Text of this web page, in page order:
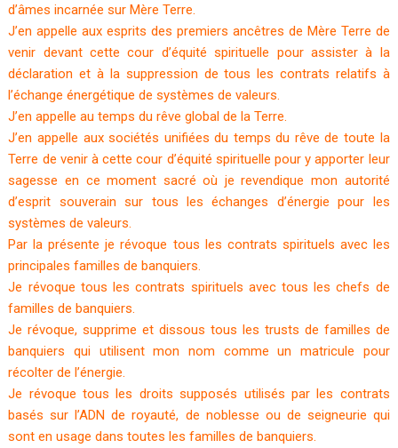
d’âmes incarnée sur Mère Terre.
J’en appelle aux esprits des premiers ancêtres de Mère Terre de
venir devant cette cour d’équité spirituelle pour assister à la
déclaration et à la suppression de tous les contrats relatifs à
l’échange énergétique de systèmes de valeurs.
J’en appelle au temps du rêve global de la Terre.
J’en appelle aux sociétés unifiées du temps du rêve de toute la
Terre de venir à cette cour d’équité spirituelle pour y apporter leur
sagesse en ce moment sacré où je revendique mon autorité
d’esprit souverain sur tous les échanges d’énergie pour les
systèmes de valeurs.
Par la présente je révoque tous les contrats spirituels avec les
principales familles de banquiers.
Je révoque tous les contrats spirituels avec tous les chefs de
familles de banquiers.
Je révoque, supprime et dissous tous les trusts de familles de
banquiers qui utilisent mon nom comme un matricule pour
récolter de l’énergie.
Je révoque tous les droits supposés utilisés par les contrats
basés sur l’ADN de royauté, de noblesse ou de seigneurie qui
sont en usage dans toutes les familles de banquiers.